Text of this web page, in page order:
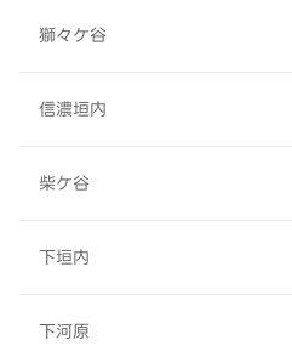
獅々ケ谷
信濃垣内
柴ケ谷
下垣内
下河原